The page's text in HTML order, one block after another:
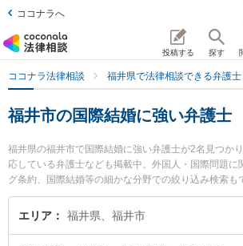
ココナラへ
投稿する 探す
ココナラ法律相談 福井県で法律相談できる弁護士
福井市の国際結婚に強い弁護士
福井県の福井市で国際結婚に強い弁護士が2名見つか
応している弁護士なども掲載中。外国人・国際問題に
グ条約、国際結婚等の細かな分野での絞り込み検索も
開成法律事務所の三好 大介弁護士や福井ひかり法律
のプロフィール情報や弁護士費用、強みなどが注目さ
エリア 福井県、福井市